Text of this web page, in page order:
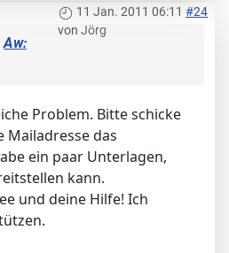
11 Jan. 2011 06:11 #24
von Jörg
Aw:
Problem. Bitte schicke
Mailadresse das
ein paar Unterlagen,
kann.
und deine Hilfe! Ich